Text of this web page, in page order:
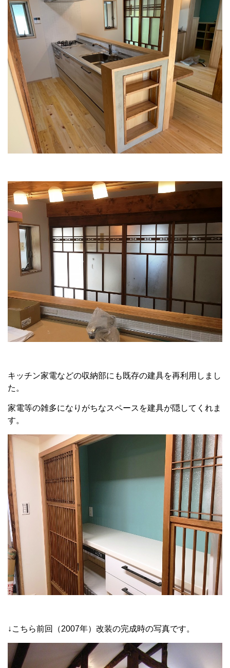
キッチン家電などの収納部にも既存の建具を再利用しまし
た。
家電等の雑多になりがちなスペースを建具が隠してくれま
す。
↓こちら前回（2007年）改装の完成時の写真です。